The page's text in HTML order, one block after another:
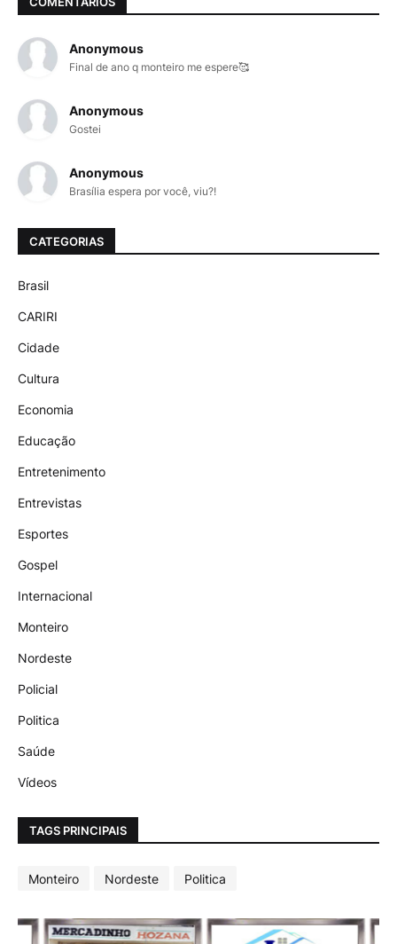
Anonymous
Final de ano q monteiro me espere🥰
Anonymous
Gostei
Anonymous
Brasília espera por você, viu?!
CATEGORIAS
Brasil
CARIRI
Cidade
Cultura
Economia
Educação
Entretenimento
Entrevistas
Esportes
Gospel
Internacional
Monteiro
Nordeste
Policial
Politica
Saúde
Vídeos
TAGS PRINCIPAIS
Monteiro Nordeste Politica